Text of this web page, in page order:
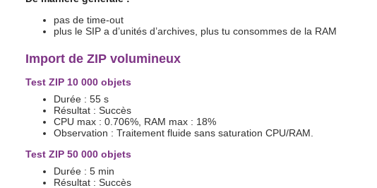
pas de time-out
plus le SIP a d’unités d’archives, plus tu consommes de la RAM
Import de ZIP volumineux
Test ZIP 10 000 objets
Durée : 55 s
Résultat : Succès
CPU max : 0.706%, RAM max : 18%
Observation : Traitement fluide sans saturation CPU/RAM.
Test ZIP 50 000 objets
Durée : 5 min
Résultat : Succès